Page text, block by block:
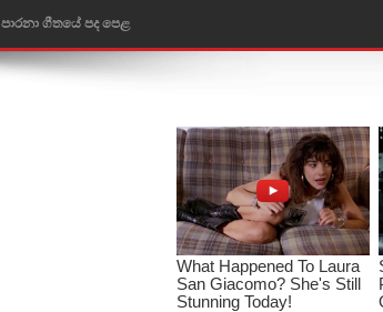
ගීතයේ පද පෙළ
මගේ ආදරේ ගීතයේ පද පෙළ
ගීතයේ පද පෙළ
පද පෙළ
පද පෙළ
කතා ගීතයේ පද පෙළ
football world cup song lyrics